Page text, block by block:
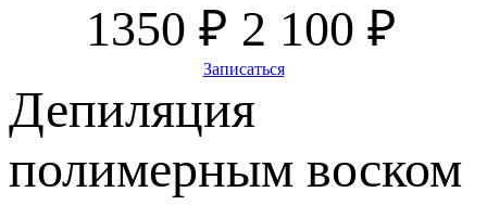
1350 ₽ 2 100 ₽
Записаться
Депиляция
полимерным воском